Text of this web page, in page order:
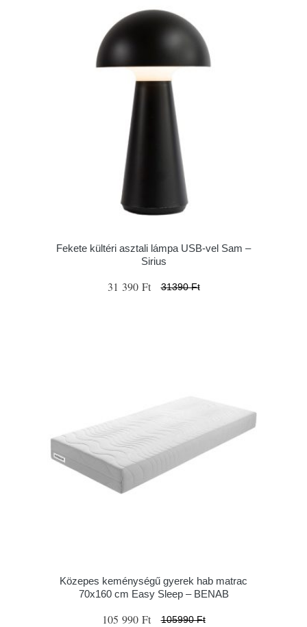
Fekete kültéri asztali lámpa USB-vel Sam –
Sirius
31 390 Ft 31390 Ft
Közepes keménységű gyerek hab matrac
70x160 cm Easy Sleep – BENAB
105 990 Ft 105990 Ft